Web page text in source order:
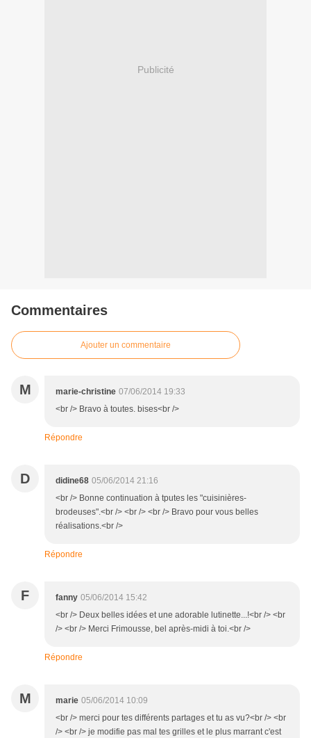
Publicité
Commentaires
Ajouter un commentaire
M marie-christine 07/06/2014 19:33
<br /> Bravo à toutes. bises<br />
Répondre
D didine68 05/06/2014 21:16
<br /> Bonne continuation à tputes les "cuisinières-
brodeuses".<br /> <br /> <br /> Bravo pour vous belles
réalisations.<br />
Répondre
F fanny 05/06/2014 15:42
<br /> Deux belles idées et une adorable lutinette...!<br /> <br
/> <br /> Merci Frimousse, bel après-midi à toi.<br />
Répondre
M marie 05/06/2014 10:09
<br /> merci pour tes différents partages et tu as vu?<br /> <br
/> <br /> je modifie pas mal tes grilles et le plus marrant c'est